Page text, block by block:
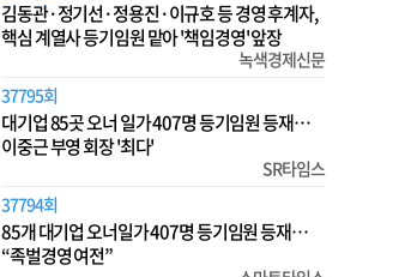
김동관·정기선·정용진·이규호 등 경영 후계자,
핵심 계열사 등기임원 맡아 '책임경영' 앞장
녹색경제신문
37795회
대기업 85곳 오너 일가 407명 등기임원 등재…
이중근 부영 회장 '최다'
SR타임스
37794회
85개 대기업 오너일가 407명 등기임원 등재…
“족벌경영 여전”